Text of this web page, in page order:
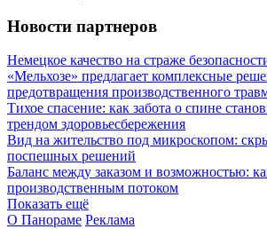
Новости партнеров
Немецкое качество на страже
«Мельхозе» предлагает комплексные
предотвращения производственного
Тихое спасение: как забота о спине
трендом здоровьесбережения
Вид на жительство под микроскопом:
поспешных решений
Баланс между заказом и возможностью:
производственным потоком
Показать ещё
О Панораме Реклама